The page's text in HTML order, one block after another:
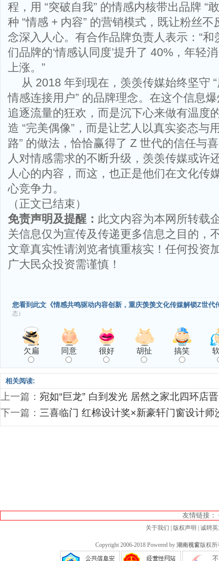
程，用 “突破自我” 的情感内核带出品牌 “
种 “情感 + 内容” 的营销模式，既让粉丝
念深入人心。有合作品牌负责人表示：“
们品牌的‘情感认同度’提升了 40%，年轻
上涨。”
从 2018 年到现在，羡羡传媒始终坚守
情感连接用户” 的品牌理念。在这个信息
追逐流量的狂欢，而是沉下心来做有温度
造 “完美偶像”，而是让艺人以真实姿态与
路” 的做法，恰恰赢得了 Z 世代的信任与
人对情感需求的不断升级，羡羡传媒或许
人心的内容，而这，也正是他们在文化传
心竞争力。
（正文已结束）
免责声明及提醒： 此文内容为本网所转载
关信息仅为宣传及传递更多信息之目的，
文章真实性请浏览者慎重核实！任何投资
广大民众投资需谨慎！
您看到此文《情感共鸣驱动内容创新，重庆羡羡文化传媒解锁Z世代
态）
欠扁 同意 很好 胡扯 搞笑
相关阅读:
上一篇： 宛如“巨龙” 白到发光 居然之家北四环店
下一篇： 三喜临门 红棉设计奖×新豪轩门窗设计师
友情链接：
关于我们 版权声明 诚聘
Copyright 2006-2018 Powered by 湖南视窗版权